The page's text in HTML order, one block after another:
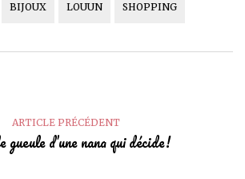
BIJOUX LOUUN SHOPPING
ARTICLE PRÉCÉDENT
gueule d’une nana qui décide!